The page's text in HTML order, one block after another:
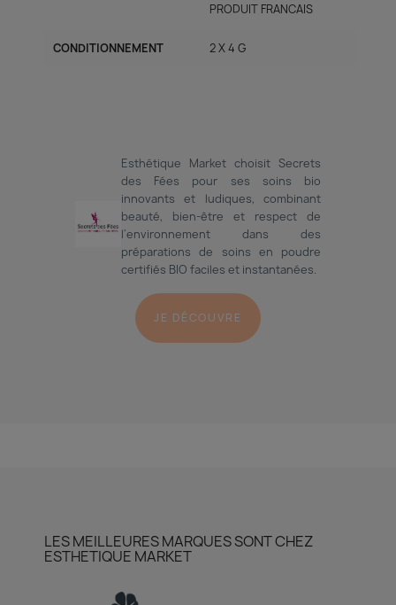
PRODUIT FRANCAIS
CONDITIONNEMENT 2 X 4 G
Esthétique Market choisit Secrets
des Fées pour ses soins bio
innovants et ludiques, combinant
beauté, bien-être et respect de
l'environnement dans des
préparations de soins en poudre
certifiés BIO faciles et instantanées.
JE DÉCOUVRE
LES MEILLEURES MARQUES SONT CHEZ
ESTHETIQUE MARKET